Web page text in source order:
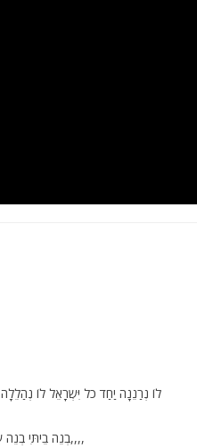
לוֹ נְרַנֵנָה יַחַד כֹל יִּשְרָאֵל לוֹ
בְנֵה בֵיתִּי בְנֵה עִּירִּי בְנֵה אַרְצִּי לִּי בְנֵה לִּי מִּקְדַש חָרֵב הַשִּיב כְבוֹדְךָ אֵל(3 )אֲצַפֶה לוֹ אֲצַפֶה,,,,